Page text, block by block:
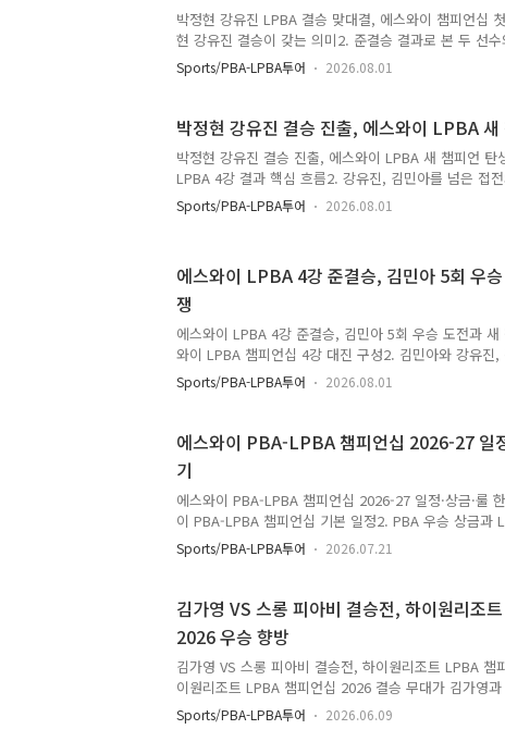
박정현 강유진 LPBA 결승 맞대결, 에스와이 챔피언십
현 강유진 결승이 갖는 의미2. 준결승 결과로 본 두 선
이번 대회 경기력 비교4. 에스와이 LPBA 결승 우승 전망
갖는 의미2026-27 에스와이 LPBA 챔피언십 결승 대진
모두 첫 LPBA 우승에 도전한다는 점에서 의미가 큽니다
면 “결승 경험이 없는 선수들이 마지막 무대에서 얼마나
게 됩니다. 이 글에서는 박정현 강유진 결승 일정, 준결
전망을 중심으로 살펴보겠습니다.준결승 결과로 완성
Sports/PBA-LPBA투어 2026.08.01
박정현 강유진 결승 진출, 에스와이 LPBA 새
박정현 강유진 결승 진출, 에스와이 LPBA 새 챔피언 탄
LPBA 4강 결과 핵심 흐름2. 강유진, 김민아를 넘은 접
상대로 완승한 이유4. 박정현 강유진 결승 전망 에스와
흐름2026-27 에스와이 LPBA 챔피언십 4강은 기존 챔피
로운 챔피언 탄생을 예고하는 무대가 됐습니다. 에스와
세트제로 진행됐습니다. 강유진은 김민아를 3대1로 제압
를 3대0으로 완파했습니다. 단순한 승패보다 눈에 띄는
Sports/PBA-LPBA투어 2026.08.01
에스와이 LPBA 4강 준결승, 김민아 5회 우
쟁
에스와이 LPBA 4강 준결승, 김민아 5회 우승 도전과
와이 LPBA 챔피언십 4강 대진 구성2. 김민아와 강유진
슬기와 박정현, 첫 결승을 향한 맞대결4. 4강 준결승 관
챔피언십 4강 대진 구성2026-27 에스와이 LPBA 챔피언
팬 입장에서는 익숙한 챔피언의 재도전과 새 얼굴의 결
로운 구도입니다. 이번 4강에서 김민아가 다시 우승권으
로운 LPBA 챔피언 후보가 흐름을 바꿀지가 핵심입니다.
아 VS 강유진, 한슬기 VS 박정현입니다. 경기는 2..
Sports/PBA-LPBA투어 2026.08.01
에스와이 PBA-LPBA 챔피언십 2026-27 일
기
에스와이 PBA-LPBA 챔피언십 2026-27 일정·상금·룰
이 PBA-LPBA 챔피언십 기본 일정2. PBA 우승 상금과
PBA 프로당구·LPBA 프로당구 경기 방식4. 관전할 때 알
트에스와이 PBA-LPBA 챔피언십 기본 일정2026-27시
걸린 투어 대회라서, 한 경기 결과가 시즌 랭킹과 월드챔
향을 줍니다. 당구를 보다 보면 “팀리그와 개인전은 무엇
들 수 있습니다. 이번 글에서는 에스와이 PBA-LPBA 챔
규칙을 중심으로 살펴보겠습니다. 대회명은 친..
Sports/PBA-LPBA투어 2026.07.21
김가영 VS 스롱 피아비 결승전, 하이원리조
2026 우승 향방
김가영 VS 스롱 피아비 결승전, 하이원리조트 LPBA 챔
이원리조트 LPBA 챔피언십 2026 결승 무대가 김가영
확정됐습니다. 두 선수 모두 LPBA를 대표하는 챔피언이
한 우승 경쟁 이상의 의미가 있습니다. 김가영은 통산
Sports/PBA-LPBA투어 2026.06.09